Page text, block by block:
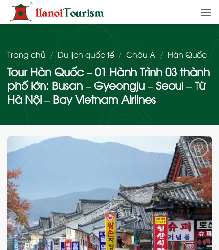
qua
nội
Trang chủ / Du lịch quốc tế / Châu Á / Hàn Quốc
Tour Hàn Quốc – 01 Hành Trình 03 thành
phố lớn: Busan – Gyeongju – Seoul – Từ
Hà Nội – Bay Vietnam Airlines
Add
to
wishlist